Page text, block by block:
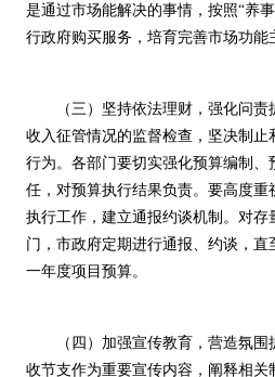
是通过市场能解决的事情，按照“养
行政府购买服务，培育完善市场功能
（三）坚持依法理财，强化问
收入征管情况的监督检查，坚决制止
行为。各部门要切实强化预算编制
任，对预算执行结果负责。要高度
执行工作，建立通报约谈机制。对
门，市政府定期进行通报、约谈，
一年度项目预算。
（四）加强宣传教育，营造氛
收节支作为重要宣传内容，阐释相